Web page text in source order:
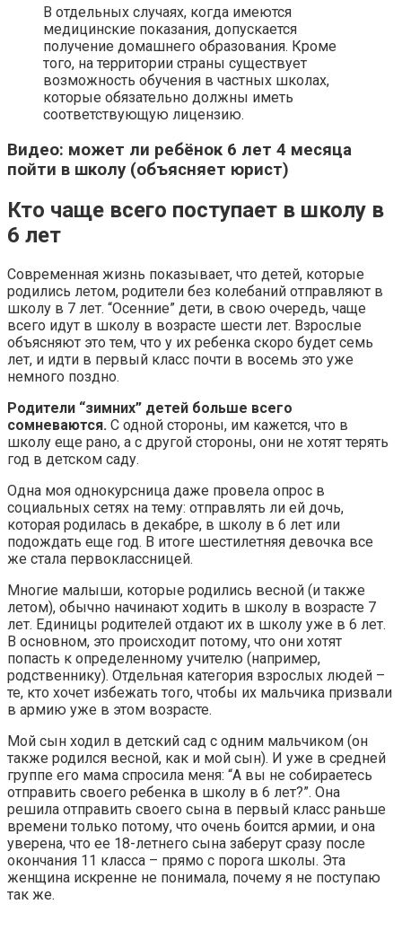
В отдельных случаях, когда имеются
медицинские показания, допускается
получение домашнего образования. Кроме
того, на территории страны существует
возможность обучения в частных школах,
которые обязательно должны иметь
соответствующую лицензию.
Видео: может ли ребёнок 6 лет 4 месяца
пойти в школу (объясняет юрист)
Кто чаще всего поступает в школу в
6 лет
Современная жизнь показывает, что детей, которые
родились летом, родители без колебаний отправляют в
школу в 7 лет. “Осенние” дети, в свою очередь, чаще
всего идут в школу в возрасте шести лет. Взрослые
объясняют это тем, что у их ребенка скоро будет семь
лет, и идти в первый класс почти в восемь это уже
немного поздно.
Родители “зимних” детей больше всего
сомневаются. С одной стороны, им кажется, что в
школу еще рано, а с другой стороны, они не хотят терять
год в детском саду.
Одна моя однокурсница даже провела опрос в
социальных сетях на тему: отправлять ли ей дочь,
которая родилась в декабре, в школу в 6 лет или
подождать еще год. В итоге шестилетняя девочка все
же стала первоклассницей.
Многие малыши, которые родились весной (и также
летом), обычно начинают ходить в школу в возрасте 7
лет. Единицы родителей отдают их в школу уже в 6 лет.
В основном, это происходит потому, что они хотят
попасть к определенному учителю (например,
родственнику). Отдельная категория взрослых людей –
те, кто хочет избежать того, чтобы их мальчика призвали
в армию уже в этом возрасте.
Мой сын ходил в детский сад с одним мальчиком (он
также родился весной, как и мой сын). И уже в средней
группе его мама спросила меня: “А вы не собираетесь
отправить своего ребенка в школу в 6 лет?”. Она
решила отправить своего сына в первый класс раньше
времени только потому, что очень боится армии, и она
уверена, что ее 18-летнего сына заберут сразу после
окончания 11 класса – прямо с порога школы. Эта
женщина искренне не понимала, почему я не поступаю
так же.